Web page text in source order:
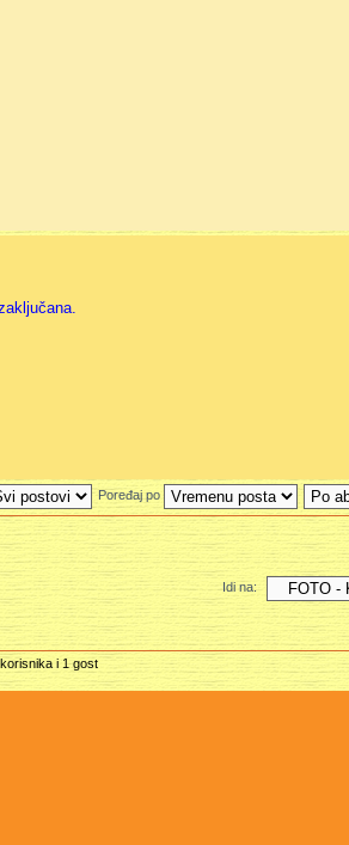
Poređaj po
Idi na:
i 1 gost